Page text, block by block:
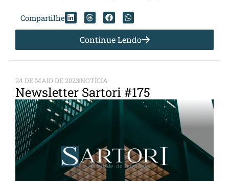
Compartilhe
Continue Lendo
24 DE MAIO DE 2023NOTÍCIA
Newsletter Sartori #175